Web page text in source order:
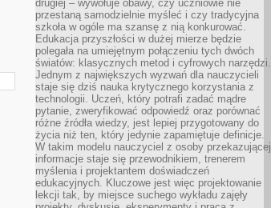
drugiej – wywołuje obawy, czy uczniowie nie
przestaną samodzielnie myśleć i czy tradycyjna
szkoła w ogóle ma szansę z nią konkurować.
Edukacja przyszłości w dużej mierze będzie
polegała na umiejętnym połączeniu tych dwóch
światów: klasycznych metod i cyfrowych narzędzi.
Jednym z największych wyzwań dla nauczycieli
staje się dziś nauka krytycznego korzystania z
technologii. Uczeń, który potrafi zadać mądre
pytanie, zweryfikować odpowiedź oraz porównać
różne źródła wiedzy, jest lepiej przygotowany do
życia niż ten, który jedynie zapamiętuje definicje.
W takim modelu nauczyciel z osoby przekazującej
informacje staje się przewodnikiem, trenerem
myślenia i projektantem doświadczeń
edukacyjnych. Kluczowe jest więc projektowanie
lekcji tak, by miejsce suchego wykładu zajęły